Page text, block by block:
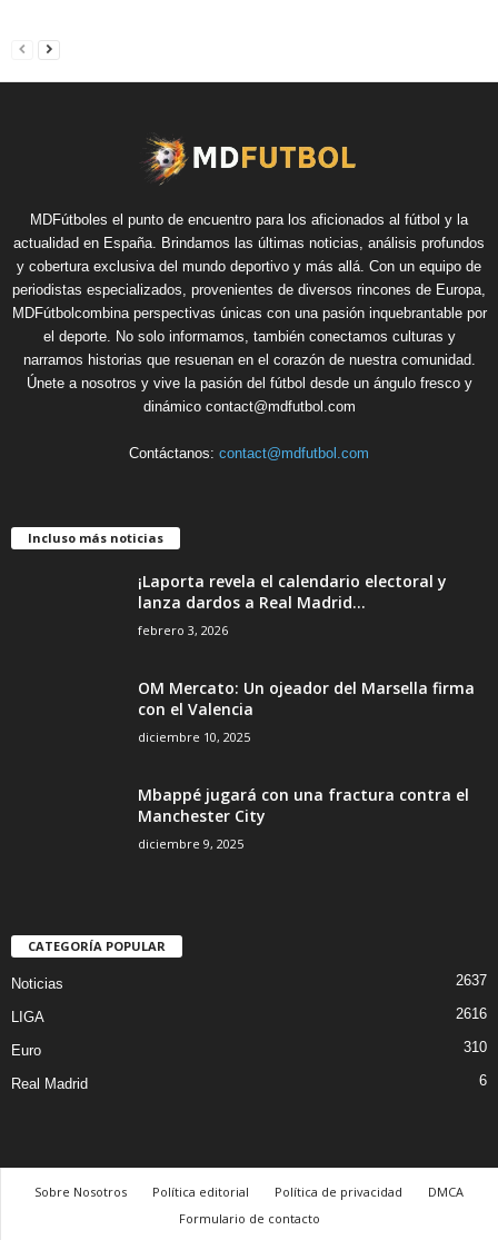
MDFútboles el punto de encuentro para los aficionados al fútbol y la
actualidad en España. Brindamos las últimas noticias, análisis profundos
y cobertura exclusiva del mundo deportivo y más allá. Con un equipo de
periodistas especializados, provenientes de diversos rincones de Europa,
MDFútbolcombina perspectivas únicas con una pasión inquebrantable por
el deporte. No solo informamos, también conectamos culturas y
narramos historias que resuenan en el corazón de nuestra comunidad.
Únete a nosotros y vive la pasión del fútbol desde un ángulo fresco y
dinámico contact@mdfutbol.com
Contáctanos: contact@mdfutbol.com
Incluso más noticias
¡Laporta revela el calendario electoral y
lanza dardos a Real Madrid...
febrero 3, 2026
OM Mercato: Un ojeador del Marsella firma
con el Valencia
diciembre 10, 2025
Mbappé jugará con una fractura contra el
Manchester City
diciembre 9, 2025
CATEGORÍA POPULAR
Noticias 2637
LIGA 2616
Euro 310
Real Madrid 6
Sobre Nosotros Política editorial Política de privacidad
DMCA
Formulario de contacto